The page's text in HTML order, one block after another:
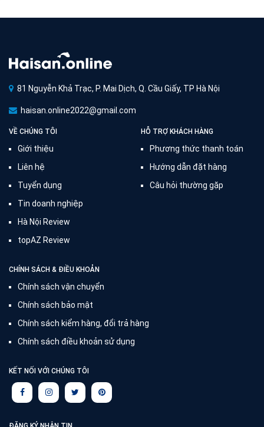
81 Nguyễn Khả Trạc, P. Mai Dịch, Q. Cầu Giấy, TP Hà Nội
haisan.online2022@gmail.com
VỀ CHÚNG TÔI
Giới thiệu
Liên hệ
Tuyển dụng
Tin doanh nghiệp
Hà Nội Review
topAZ Review
HỖ TRỢ KHÁCH HÀNG
Phương thức thanh toán
Hướng dẫn đặt hàng
Câu hỏi thường gặp
CHÍNH SÁCH & ĐIỀU KHOẢN
Chính sách vận chuyển
Chính sách bảo mật
Chính sách kiểm hàng, đổi trả hàng
Chính sách điều khoản sử dụng
KẾT NỐI VỚI CHÚNG TÔI